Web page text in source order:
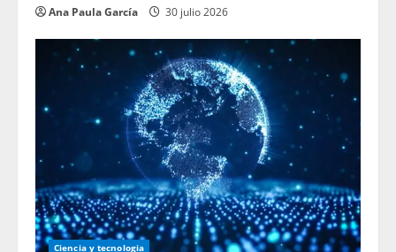
Ana Paula García 30 julio 2026
Ciencia y tecnologia